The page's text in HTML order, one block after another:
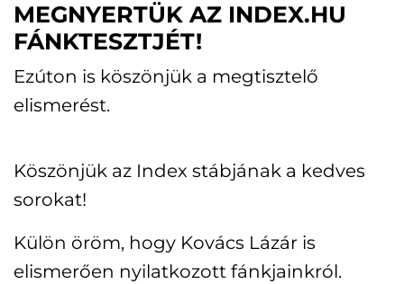
MEGNYERTÜK AZ INDEX.HU
FÁNKTESZTJÉT!
Ezúton is köszönjük a megtisztelő
elismerést.
Köszönjük az Index stábjának a kedves
sorokat!
Külön öröm, hogy Kovács Lázár is
elismerően nyilatkozott fánkjainkról.